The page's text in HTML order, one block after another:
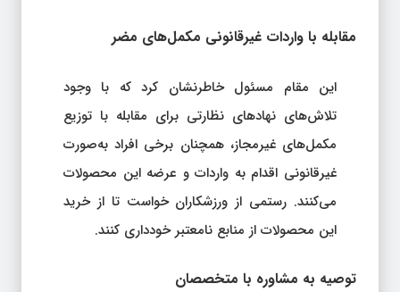
مقابله با واردات غیرقانونی مکمل‌های مضر
این مقام مسئول خاطرنشان کرد که با وجود
تلاش‌های نهادهای نظارتی برای مقابله با توزیع
مکمل‌های غیرمجاز، همچنان برخی افراد به‌صورت
غیرقانونی اقدام به واردات و عرضه این محصولات
می‌کنند. رستمی از ورزشکاران خواست تا از خرید
این محصولات از منابع نامعتبر خودداری کنند.
توصیه به مشاوره با متخصصان